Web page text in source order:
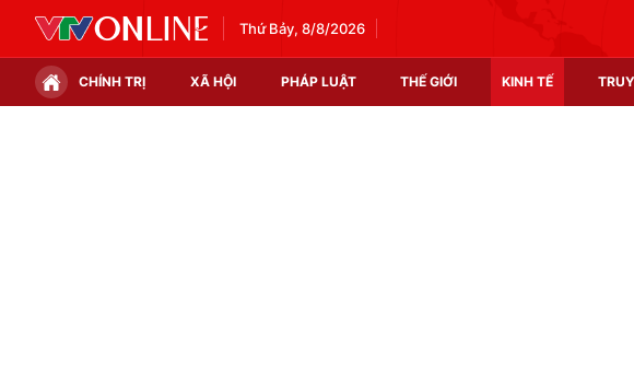
Thứ Bảy, 8/8/2026
CHÍNH TRỊ XÃ HỘI PHÁP LUẬT THẾ GIỚI KINH TẾ